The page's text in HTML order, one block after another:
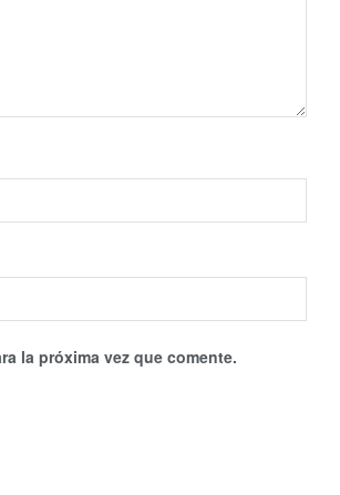
la próxima vez que comente.